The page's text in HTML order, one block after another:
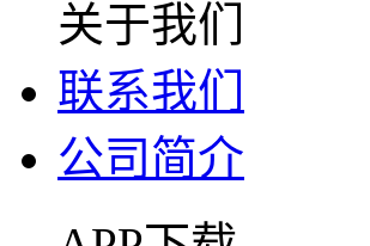
关于我们
联系我们
公司简介